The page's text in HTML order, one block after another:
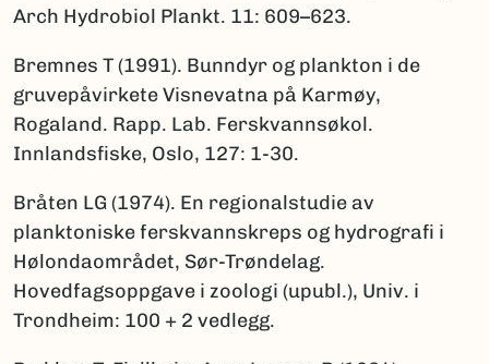
Arch Hydrobiol Plankt. 11: 609–623.
Bremnes T (1991). Bunndyr og plankton i de
gruvepåvirkete Visnevatna på Karmøy,
Rogaland. Rapp. Lab. Ferskvannsøkol.
Innlandsfiske, Oslo, 127: 1-30.
Bråten LG (1974). En regionalstudie av
planktoniske ferskvannskreps og hydrografi i
Hølondaområdet, Sør-Trøndelag.
Hovedfagsoppgave i zoologi (upubl.), Univ. i
Trondheim: 100 + 2 vedlegg.